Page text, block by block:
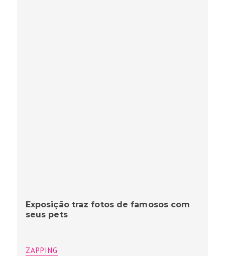
Exposição traz fotos de famosos com
seus pets
ZAPPING